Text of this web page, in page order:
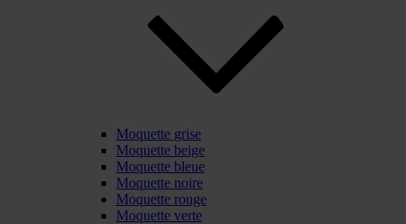
Moquette grise
Moquette beige
Moquette bleue
Moquette noire
Moquette rouge
Moquette verte